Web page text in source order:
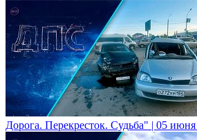
Дорога. Перекресток. Судьба" | 05